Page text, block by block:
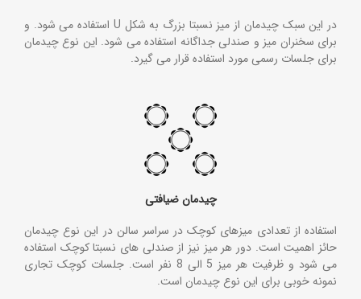
در این سبک چیدمان از میز نسبتا بزرگ به شکل U استفاده می شود. و
برای سخنران میز و صندلی جداگانه استفاده می شود. این نوع چیدمان
برای جلسات رسمی مورد استفاده قرار می گیرد.
چیدمان ضیافتی
استفاده از تعدادی میزهای کوچک در سراسر سالن در این نوع چیدمان
حائز اهمیت است. دور هر میز نیز از صندلی های نسبتا کوچک استفاده
می شود و ظرفیت هر میز 5 الی 8 نفر است. جلسات کوچک تجاری
نمونه خوبی برای این نوع چیدمان است.